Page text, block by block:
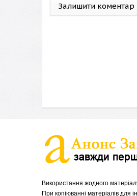
Залишити коментар
Використання жодного
При копіюванні матеріалів для